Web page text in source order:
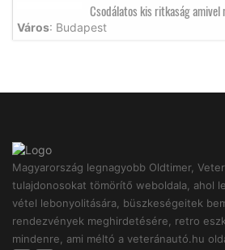
Csodálatos kis ritkaság amivel
Város: Budapest
Magyarország legnagyobb Oldtimer,
tulajdonosokat tömörítő weboldala, ahol
vétel lebonyolitására, büszkeségeitek
rendezvények meghirdetésére, retro
mindenre, ami méltó a veteránautó.hu